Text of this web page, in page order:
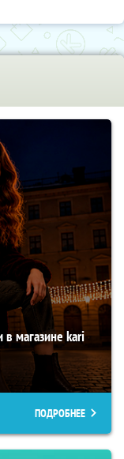
магазине kari
ПОДРОБНЕЕ